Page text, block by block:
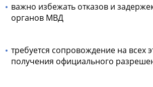
важно избежать отказов и
органов МВД
требуется сопровождение на всех
получения официального